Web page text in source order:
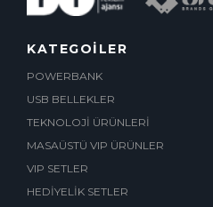
KATEGOİLER
POWERBANK
USB BELLEKLER
TEKNOLOJİ ÜRÜNLERİ
MASAÜSTÜ VIP ÜRÜNLER
VIP SETLER
HEDİYELİK SETLER